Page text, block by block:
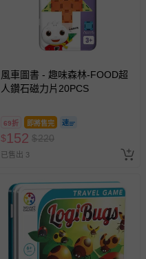
風車圖書 - 趣味森林-FOOD超
人鑽石磁力片20PCS
69折 即將售完
$152 $220
已售出 3